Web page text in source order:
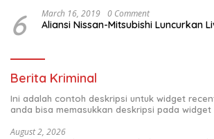
6 March 16, 2019 0 Comment
Aliansi Nissan-Mitsubishi Luncurkan
Berita Kriminal
Ini adalah contoh deskripsi untuk widget
anda bisa memasukkan deskripsi pada widget
August 2, 2026